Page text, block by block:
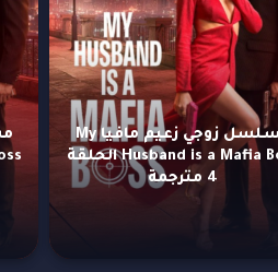
مسلسل زوجي زعيم مافيا My
Husband is a Mafia Boss الحلقة
4 مترجمة